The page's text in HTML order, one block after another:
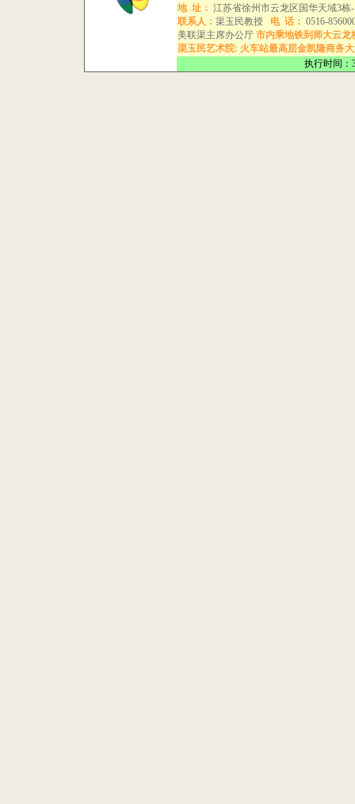
地 址： 江苏省徐州市云龙区国华天域3
联系人： 渠玉民教授电 话： 0516-
美联渠主席办公厅市内乘地铁到师大云龙
渠玉民艺术院: 火车站最高层金凯隆商务大
执行时间：